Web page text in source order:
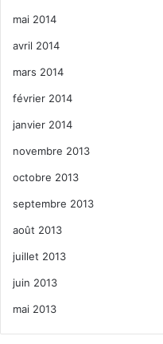
mai 2014
avril 2014
mars 2014
février 2014
janvier 2014
novembre 2013
octobre 2013
septembre 2013
août 2013
juillet 2013
juin 2013
mai 2013